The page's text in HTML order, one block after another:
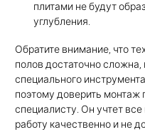
плитами не будут
углубления.
Обратите внимание, что
полов достаточно
специального
поэтому доверить монтаж
специалисту. Он учтет
работу качественно и не